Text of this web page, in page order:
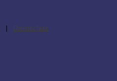
| Datenschutz